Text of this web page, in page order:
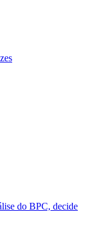
do BPC, decide